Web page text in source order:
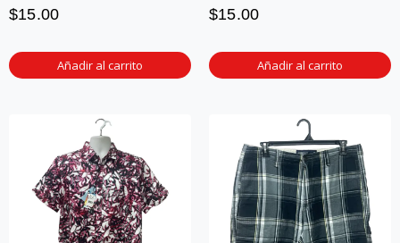
$15.00
Añadir al carrito
$15.00
Añadir al carrito